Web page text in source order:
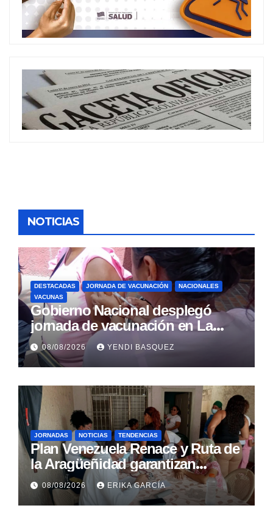
NOTICIAS
DESTACADAS JORNADA DE VACUNACIÓN
NACIONALES
VACUNAS
Gobierno Nacional desplegó
jornada de vacunación en La
Guaira para garantizar protección
epidemiológica
08/08/2026 YENDI BASQUEZ
JORNADAS NOTICIAS TENDENCIAS
Plan Venezuela Renace y Ruta de
la Aragüeñidad garantizan
atención médica integral en
Aragua
08/08/2026 ERIKA GARCÍA